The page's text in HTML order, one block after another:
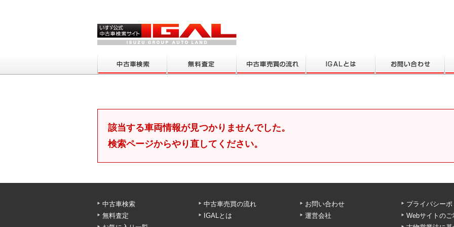
該当する車両情報が見つかりませんでした。
検索ページからやり直してください。
中古車検索
無料査定
中古車売買の流れ
IGALとは
お問い合わせ
運営会社
プライバシー
Webサイトの